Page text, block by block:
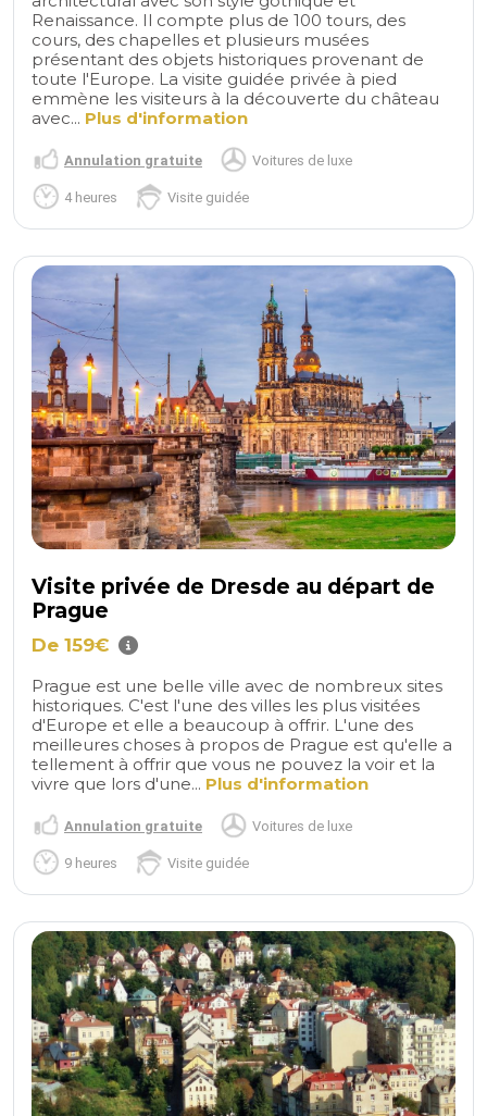
Renaissance. Il compte plus de 100 tours, des
cours, des chapelles et plusieurs musées
présentant des objets historiques provenant de
toute l'Europe. La visite guidée privée à pied
emmène les visiteurs à la découverte du château
avec... Plus d'information
Annulation gratuite Voitures de luxe
4 heures Visite guidée
Visite privée de Dresde au départ de
Prague
De 159€
Prague est une belle ville avec de nombreux sites
historiques. C'est l'une des villes les plus visitées
d'Europe et elle a beaucoup à offrir. L'une des
meilleures choses à propos de Prague est qu'elle a
tellement à offrir que vous ne pouvez la voir et la
vivre que lors d'une... Plus d'information
Annulation gratuite Voitures de luxe
9 heures Visite guidée